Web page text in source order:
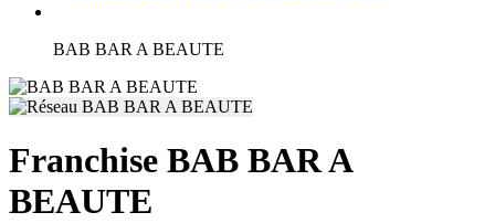
BAB BAR A BEAUTE
Franchise BAB BAR A
BEAUTE